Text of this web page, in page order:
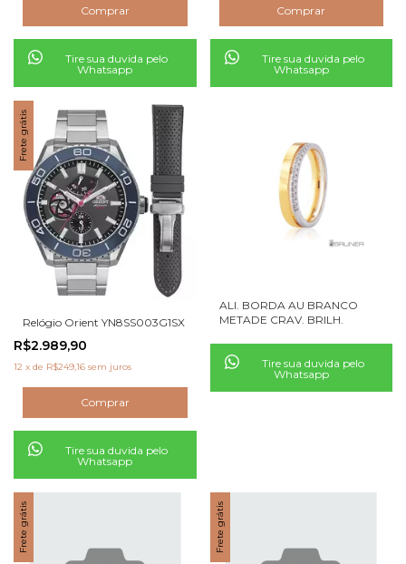
Tire sua duvida pelo
Whatsapp
Tire sua duvida pelo
Whatsapp
Frete grátis
Relógio Orient YN8SS003G1SX
R$2.989,90
12 x de R$249,16 sem juros
Tire sua duvida pelo
Whatsapp
ALI. BORDA AU BRANCO
METADE CRAV. BRILH.
Tire sua duvida pelo
Whatsapp
Frete grátis Frete grátis